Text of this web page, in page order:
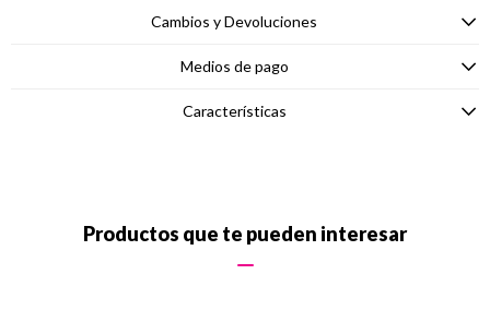
Cambios y Devoluciones
Medios de pago
Características
Productos que te pueden interesar